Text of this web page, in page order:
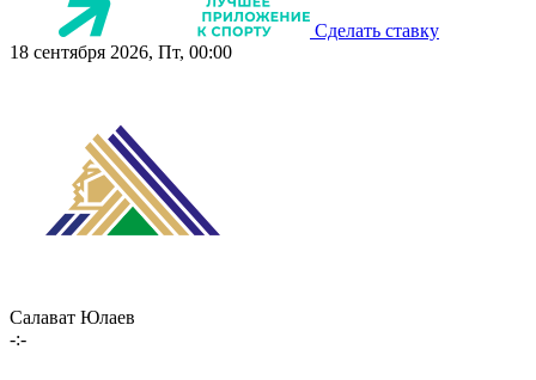
Сделать ставку
18 сентября 2026, Пт, 00:00
Салават Юлаев
-:-